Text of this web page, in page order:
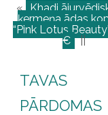
« Khadi
ķermeņa ādas
“Pink Lotus
€ ||
TAVAS
PĀRDOMAS